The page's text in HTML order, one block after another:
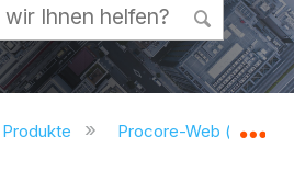
auf- und
Produkte Procore-Web